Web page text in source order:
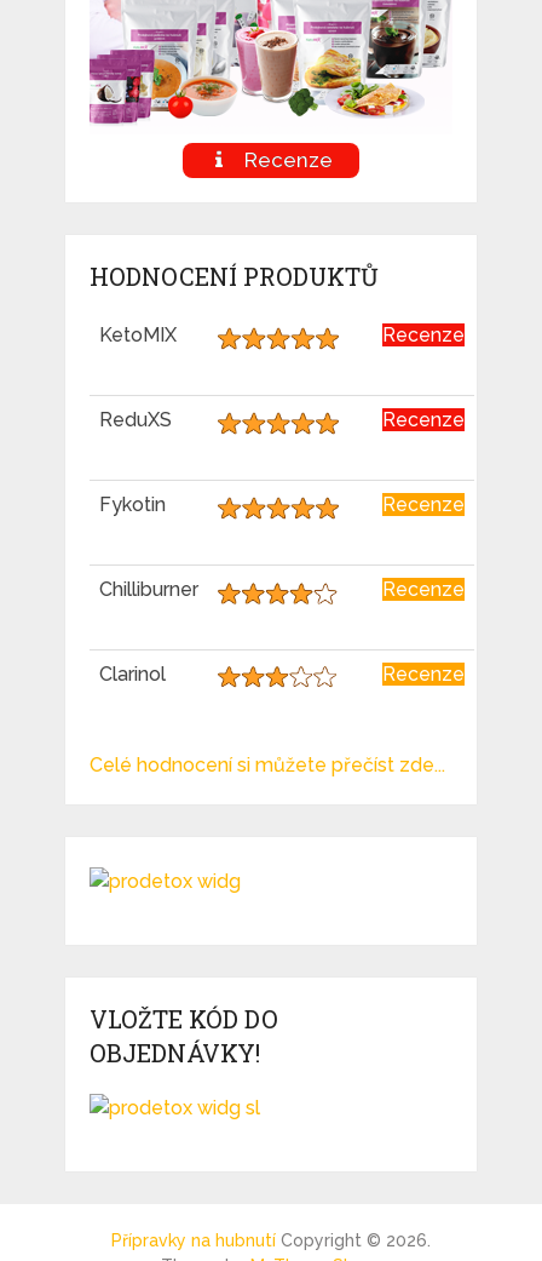
Recenze
HODNOCENÍ PRODUKTŮ
KetoMIX Recenze
ReduXS Recenze
Fykotin Recenze
Chilliburner Recenze
Clarinol Recenze
Celé hodnocení si můžete přečíst zde...
VLOŽTE KÓD DO
OBJEDNÁVKY!
Přípravky na hubnutíCopyright © 2026.